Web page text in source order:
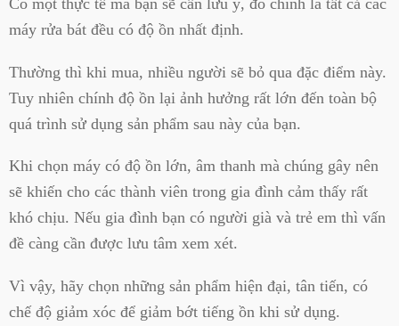
Có một thực tế mà bạn sẽ cần lưu ý, đó chính là tất cả các
máy rửa bát đều có độ ồn nhất định.
Thường thì khi mua, nhiều người sẽ bỏ qua đặc điểm này.
Tuy nhiên chính độ ồn lại ảnh hưởng rất lớn đến toàn bộ
quá trình sử dụng sản phẩm sau này của bạn.
Khi chọn máy có độ ồn lớn, âm thanh mà chúng gây nên
sẽ khiến cho các thành viên trong gia đình cảm thấy rất
khó chịu. Nếu gia đình bạn có người già và trẻ em thì vấn
đề càng cần được lưu tâm xem xét.
Vì vậy, hãy chọn những sản phẩm hiện đại, tân tiến, có
chế độ giảm xóc để giảm bớt tiếng ồn khi sử dụng.